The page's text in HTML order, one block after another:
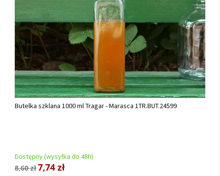
Butelka szklana 1000 ml Tragar - Marasca 1TR.BUT.24599
Dostępny (wysyłka do 48h)
8,60 zł7,74 zł